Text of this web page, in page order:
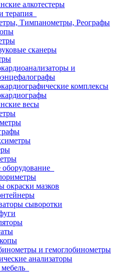
алкотестеры
терапия
Тимпанометры, Реографы
сканеры
и
комплексы
весы
окраски мазков
сыворотки
и гемоглобинометры
анализаторы